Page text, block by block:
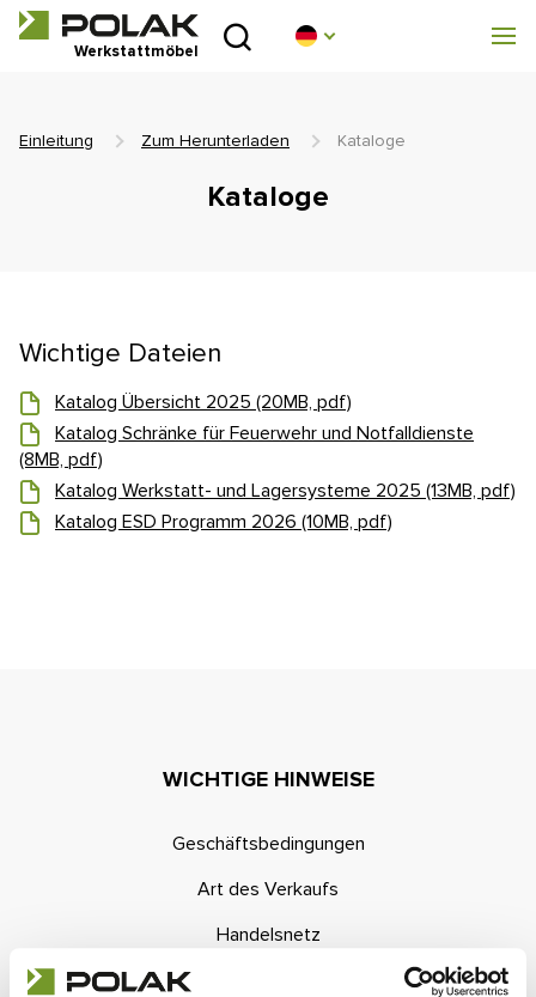
Werkstattmöbel
Einleitung
Zum Herunterladen
Realisierung
Handelsnetz
Einleitung Zum Herunterladen Kataloge
Kataloge
Wichtige Dateien
Katalog Übersicht 2025 (20MB, pdf)
Katalog Schränke für Feuerwehr und Notfalldienste
(8MB, pdf)
Katalog Werkstatt- und Lagersysteme 2025 (13MB, pdf)
Katalog ESD Programm 2026 (10MB, pdf)
WICHTIGE HINWEISE
Geschäftsbedingungen
Art des Verkaufs
Handelsnetz